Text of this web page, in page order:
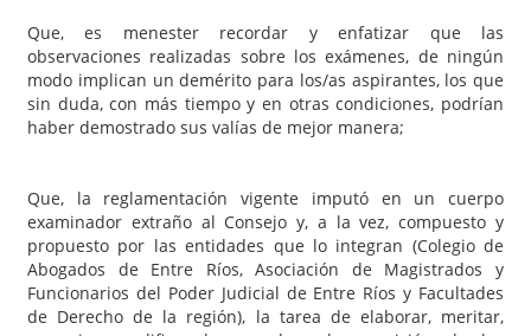
Que, es menester recordar y enfatizar que las
observaciones realizadas sobre los exámenes, de ningún
modo implican un demérito para los/as aspirantes, los que
sin duda, con más tiempo y en otras condiciones, podrían
haber demostrado sus valías de mejor manera;
Que, la reglamentación vigente imputó en un cuerpo
examinador extraño al Consejo y, a la vez, compuesto y
propuesto por las entidades que lo integran (Colegio de
Abogados de Entre Ríos, Asociación de Magistrados y
Funcionarios del Poder Judicial de Entre Ríos y Facultades
de Derecho de la región), la tarea de elaborar, meritar,